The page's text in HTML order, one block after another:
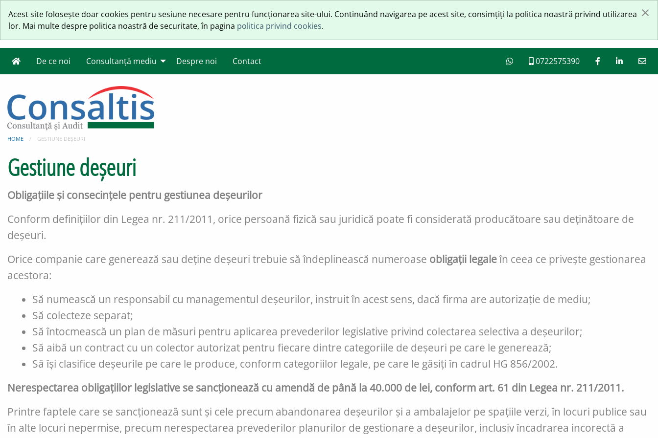
Acest site folosește doar cookies pentru sesiune necesare pentru funcționarea site-ului. Continuând navigarea pe acest site, consimțiți la politica noastră privind utilizarea
lor. Mai multe despre politica noastră de securitate, în pagina politica privind cookies.
×
De ce noi Consultanță mediu Despre noi Contact 0722575390
HOME GESTIUNE DEȘEURI
Gestiune deșeuri
Obligațiile și consecințele pentru gestiunea deșeurilor
Conform definițiilor din Legea nr. 211/2011, orice persoană fizică sau juridică poate fi considerată producătoare sau deținătoare de
deșeuri.
Orice companie care generează sau deține deșeuri trebuie să îndeplinească numeroase obligații legaleîn ceea ce privește gestionarea
acestora:
Să numească un responsabil cu managementul deșeurilor, instruit în acest sens, dacă firma are autorizație de mediu;
Să colecteze separat;
Să întocmească un plan de măsuri pentru aplicarea prevederilor legislative privind colectarea selectiva a deșeurilor;
Să aibă un contract cu un colector autorizat pentru fiecare dintre categoriile de deșeuri pe care le generează;
Să își clasifice deșeurile pe care le produce, conform categoriilor legale, pe care le găsiți în cadrul HG 856/2002.
Nerespectarea obligațiilor legislative se sancționează cu amendă de până la 40.000 de lei, conform art. 61 din Legea nr. 211/2011.
Printre faptele care se sancționează sunt și cele precum abandonarea deșeurilor și a ambalajelor pe spațiile verzi, în locuri publice sau
în alte locuri nepermise, precum nerespectarea prevederilor planurilor de gestionare a deșeurilor, inclusiv încadrarea incorectă a